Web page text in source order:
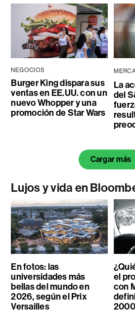
NEGOCIOS
Burger King dispara sus
ventas en EE.UU. con un
nuevo Whopper y una
promoción de Star Wars
La
del
Cargar más
Lujos y vida en
En fotos: las
universidades más
bellas del mundo en
2026, según el Prix
Versailles
el
con